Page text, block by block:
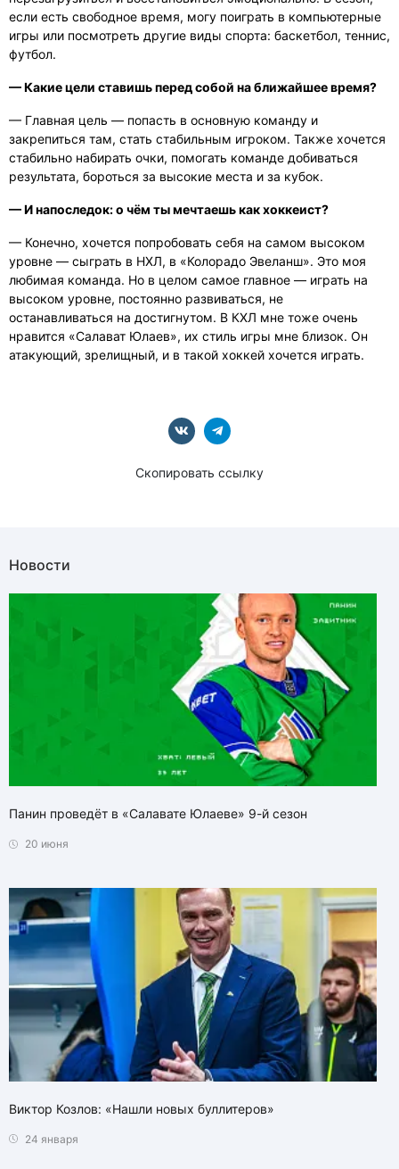
если есть свободное время, могу поиграть в компьютерные
игры или посмотреть другие виды спорта: баскетбол, теннис,
футбол.
— Какие цели ставишь перед собой на ближайшее время?
— Главная цель — попасть в основную команду и
закрепиться там, стать стабильным игроком. Также хочется
стабильно набирать очки, помогать команде добиваться
результата, бороться за высокие места и за кубок.
— И напоследок: о чём ты мечтаешь как хоккеист?
— Конечно, хочется попробовать себя на самом высоком
уровне — сыграть в НХЛ, в «Колорадо Эвеланш». Это моя
любимая команда. Но в целом самое главное — играть на
высоком уровне, постоянно развиваться, не
останавливаться на достигнутом. В КХЛ мне тоже очень
нравится «Салават Юлаев», их стиль игры мне близок. Он
атакующий, зрелищный, и в такой хоккей хочется играть.
Скопировать ссылку
Новости
Панин проведёт в «Салавате Юлаеве» 9-й сезон
20 июня
Виктор Козлов: «Нашли новых буллитеров»
24 января